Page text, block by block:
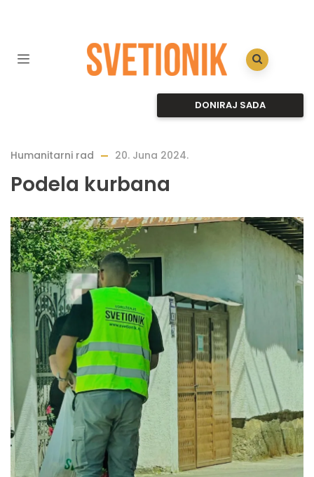
DONIRAJ SADA
Humanitarni rad 20. Juna 2024.
Podela kurbana